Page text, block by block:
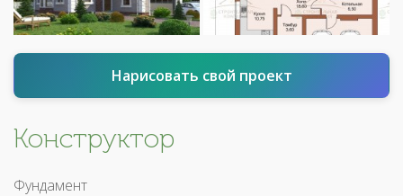
Нарисовать свой проект
Конструктор
Фундамент